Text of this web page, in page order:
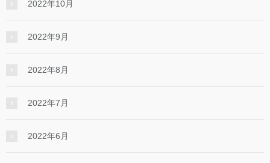
2022年10月
2022年9月
2022年8月
2022年7月
2022年6月